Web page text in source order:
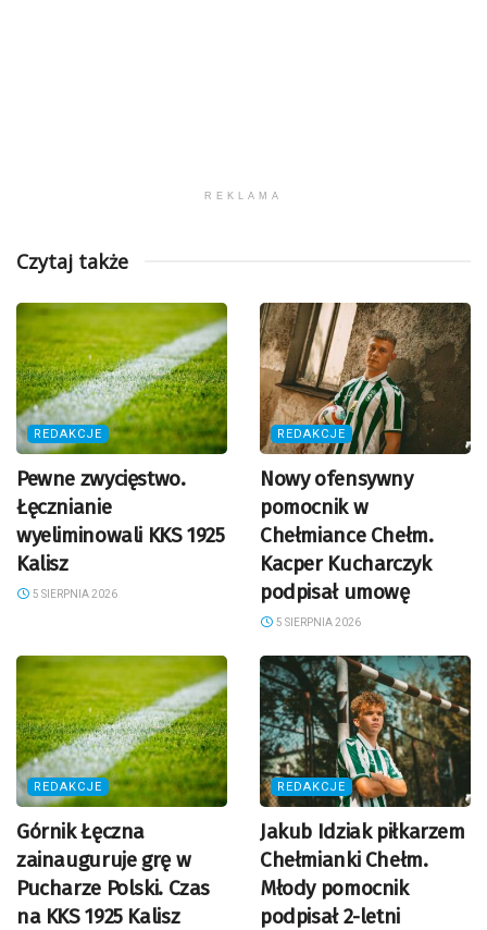
REKLAMA
Czytaj także
REDAKCJE
Pewne zwycięstwo.
Łęcznianie
wyeliminowali KKS 1925
Kalisz
5 SIERPNIA 2026
REDAKCJE
Nowy ofensywny
pomocnik w
Chełmiance Chełm.
Kacper Kucharczyk
podpisał umowę
5 SIERPNIA 2026
REDAKCJE
Górnik Łęczna
zainauguruje grę w
Pucharze Polski. Czas
na KKS 1925 Kalisz
REDAKCJE
Jakub Idziak piłkarzem
Chełmianki Chełm.
Młody pomocnik
podpisał 2-letni